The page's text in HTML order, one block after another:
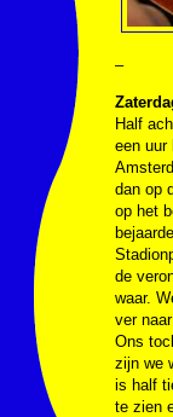
–
Half
een uur
dan op
op het
de
waar.
ver
Ons
zijn we
is half
te zien